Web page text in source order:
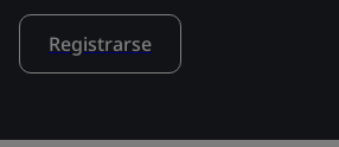
Registrarse